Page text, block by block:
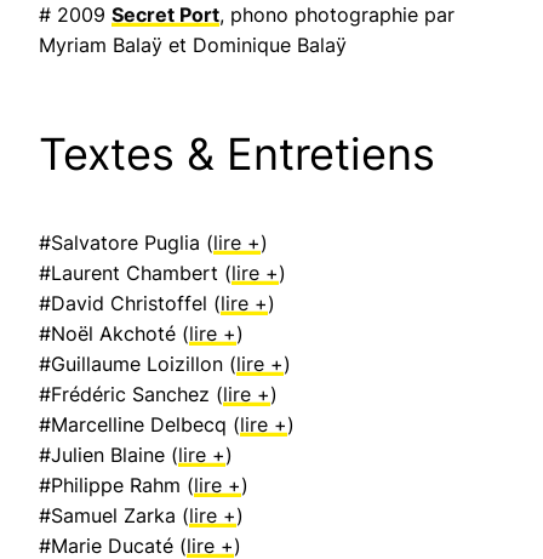
# 2009 Secret Port, phono photographie par
Myriam Balaÿ et Dominique Balaÿ
Textes & Entretiens
#Salvatore Puglia (lire +)
#Laurent Chambert (lire +)
#David Christoffel (lire +)
#Noël Akchoté (lire +)
#Guillaume Loizillon (lire +)
#Frédéric Sanchez (lire +)
#Marcelline Delbecq (lire +)
#Julien Blaine (lire +)
#Philippe Rahm (lire +)
#Samuel Zarka (lire +)
#Marie Ducaté (lire +)